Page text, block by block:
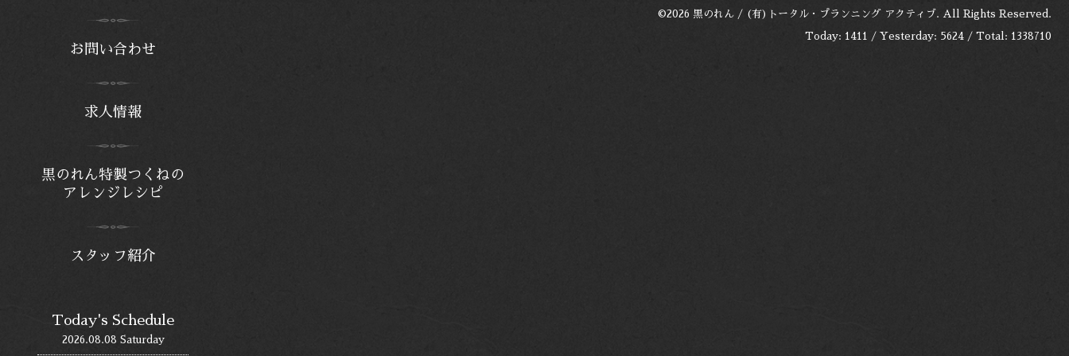
©2026 黒のれん / (有)トータル・プランニング アクティブ. All Rights Reserved.
Today: 1411 / Yesterday: 5624 / Total: 1338710
お問い合わせ
求人情報
黒のれん特製つくねの
アレンジレシピ
スタッフ紹介
Today's Schedule
2026.08.08 Saturday